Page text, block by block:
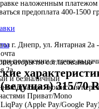
наложенным
предоплата 400-1500
г. Днепр, ул. Янтарная 2а
по согласованию
получении в точке
2а
и безналичный
платеж - комиссия
Приват/Mono
(Apple Pay/Google
315/70